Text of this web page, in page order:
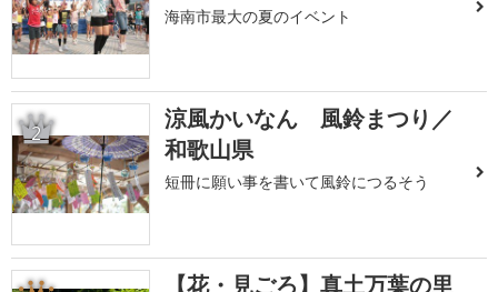
海南市最大の夏のイベント
2
涼風かいなん 風鈴まつり／
和歌山県
短冊に願い事を書いて風鈴につるそう
【花・見ごろ】真土万葉の里